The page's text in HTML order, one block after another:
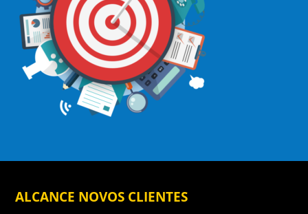
ALCANCE NOVOS CLIENTES